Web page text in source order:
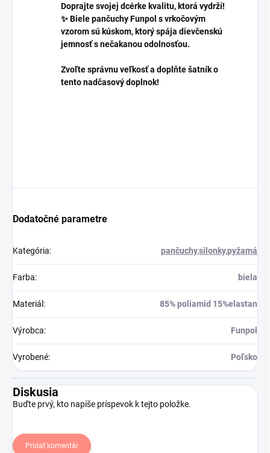
Doprajte svojej dcérke kvalitu, ktorá vydrží!
✨ Biele pančuchy Funpol s vrkočovým
vzorom sú kúskom, ktorý spája dievčenskú
jemnosť s nečakanou odolnosťou.
Zvoľte správnu veľkosť a doplňte šatník o
tento nadčasový doplnok!
Dodatočné parametre
Kategória: pančuchy,silonky,pyžamá
Farba: biela
Materiál : 85% poliamid 15%elastan
Výrobca: Funpol
Vyrobené: Poľsko
Diskusia
Buďte prvý, kto napíše príspevok k tejto položke.
Pridať komentár